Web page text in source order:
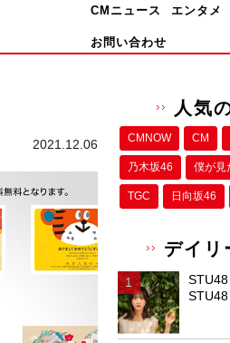
CMニュース エンタメ
お問い合わせ
2021.12.06
人気
CMNOW CM
乃木坂46 僕が⾒
TGC 日向坂46
デイリ
STU48
STU48